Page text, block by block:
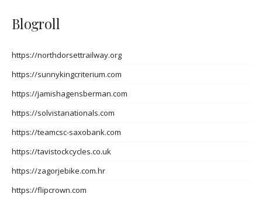
Blogroll
https://northdorsettrailway.org
https://sunnykingcriterium.com
https://jamishagensberman.com
https://solvistanationals.com
https://teamcsc-saxobank.com
https://tavistockcycles.co.uk
https://zagorjebike.com.hr
https://flipcrown.com